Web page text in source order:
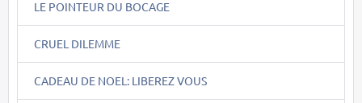
LE POINTEUR DU BOCAGE
CRUEL DILEMME
CADEAU DE NOEL: LIBEREZ VOUS